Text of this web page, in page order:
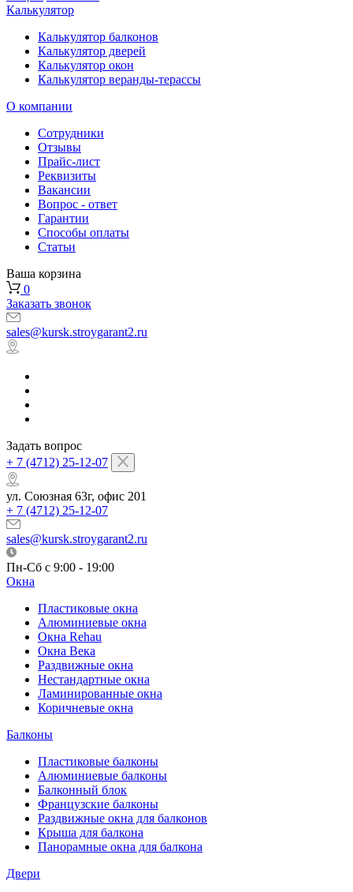
Калькулятор
Калькулятор балконов
Калькулятор дверей
Калькулятор окон
Калькулятор веранды-терассы
О компании
Сотрудники
Отзывы
Прайс-лист
Реквизиты
Вакансии
Вопрос - ответ
Гарантии
Способы оплаты
Статьи
Ваша корзина
0
Заказать звонок
sales@kursk.stroygarant2.ru
Задать вопрос
+ 7 (4712) 25-12-07
ул. Союзная 63г, офис 201
+ 7 (4712) 25-12-07
sales@kursk.stroygarant2.ru
Пн-Сб с 9:00 - 19:00
Окна
Пластиковые окна
Алюминиевые окна
Окна Rehau
Окна Века
Раздвижные окна
Нестандартные окна
Ламинированные окна
Коричневые окна
Балконы
Пластиковые балконы
Алюминиевые балконы
Балконный блок
Французские балконы
Раздвижные окна для балконов
Крыша для балкона
Панорамные окна для балкона
Двери